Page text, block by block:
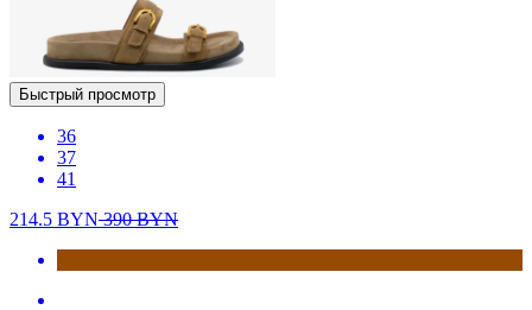
Быстрый просмотр
36
37
41
214.5 BYN390BYN